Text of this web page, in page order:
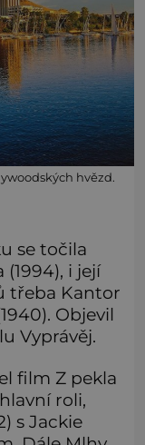
hvězd.
se točila
i její
třeba Kantor
Objevil
Vyprávěj.
film Z pekla
roli,
s Jackie